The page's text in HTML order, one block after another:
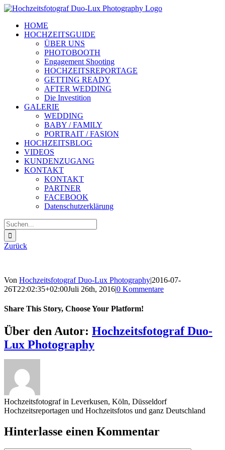
Zum
springenHOME
HOCHZEITSGUIDE
ÜBER UNS
PHOTOBOOTH
Engagement Shooting
HOCHZEITSREPORTAGE
GETTING READY
AFTER WEDDING
Die Investition
GALERIE
WEDDING
BABY / FAMILY
PORTRAIT / FASION
HOCHZEITSBLOG
VIDEOS
KUNDENZUGANG
KONTAKT
KONTAKT
PARTNER
FACEBOOK
Datenschutzerklärung
Suche
nach:
Zurück
Von Hochzeitsfotograf Duo-Lux Photography|2016-07-
26T22:02:35+02:00Juli 26th, 2016|0 Kommentare
Share This Story, Choose Your Platform!
Sharing_facebook
Sharing_twitter
Sharing_reddit
Über den Autor: Hochzeitsfotograf Duo-
Lux Photography
Hochzeitsfotograf in Leverkusen, Köln, Düsseldorf
Hochzeitsreportagen und Hochzeitsfotos und ganz Deutschland
Hinterlasse einen Kommentar